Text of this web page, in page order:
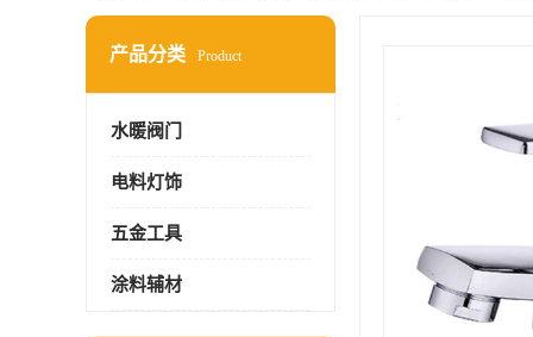
产品分类 Product
水暖阀门
电料灯饰
五金工具
涂料辅材